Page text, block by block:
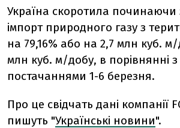
Україна скоротила починаючи
імпорт природного газу з
на 79,16% або на 2,7 млн ​​куб.
млн куб. м/добу, в порівнянні
постачаннями 1-6 березня.
Про це свідчать дані компанії
пишуть "Українські новини".